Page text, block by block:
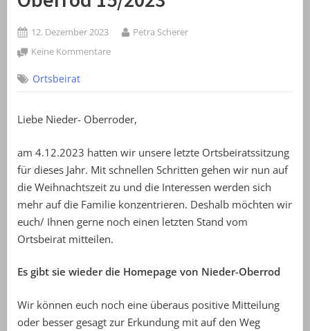
Posted
12. Dezember 2023 By
Petra Scherer
Keine Kommentarezu
Nieder-
15/2023
Ortsbeirat
Liebe Nieder- Oberroder,
am 4.12.2023 hatten wir unsere letzte Ortsbeiratssitzung
für dieses Jahr. Mit schnellen Schritten gehen wir nun auf
die Weihnachtszeit zu und die Interessen werden sich
mehr auf die Familie konzentrieren. Deshalb möchten wir
euch/ Ihnen gerne noch einen letzten Stand vom
Ortsbeirat mitteilen.
Es gibt sie wieder die Homepage von Nieder-Oberrod
Wir können euch noch eine überaus positive Mitteilung
oder besser gesagt zur Erkundung mit auf den Weg